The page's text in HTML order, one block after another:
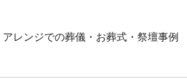
レンジでの葬儀・お葬式・祭壇事例